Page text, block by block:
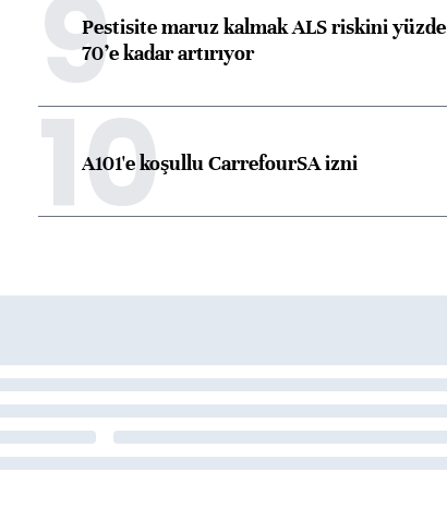
9Pestisite maruz kalmak ALS riskini yüzde
70’e kadar artırıyor
10
A101'e koşullu CarrefourSA izni